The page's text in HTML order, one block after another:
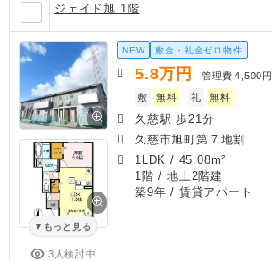
ジェイド旭 1階
もっと見る
3人検討中
NEW 敷金・礼金ゼロ物件
5.8万円 管理費 4,500円
敷
無料 礼 無料
久慈駅 歩21分
久慈市旭町第７地割
1LDK / 45.08m²
1階 / 地上2階建
築9年 / 賃貸アパート